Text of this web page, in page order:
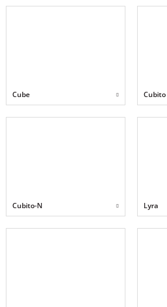
Cube Cubito
Cubito-N Lyra